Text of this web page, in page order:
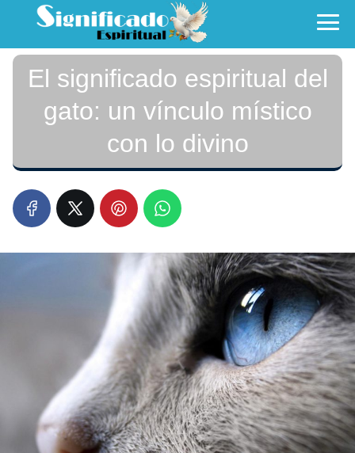
El significado espiritual del
gato: un vínculo místico
con lo divino